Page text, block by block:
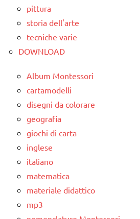
pittura
storia dell'arte
tecniche varie
DOWNLOAD
Album Montessori
cartamodelli
disegni da colorare
geografia
giochi di carta
inglese
italiano
matematica
materiale didattico
mp3